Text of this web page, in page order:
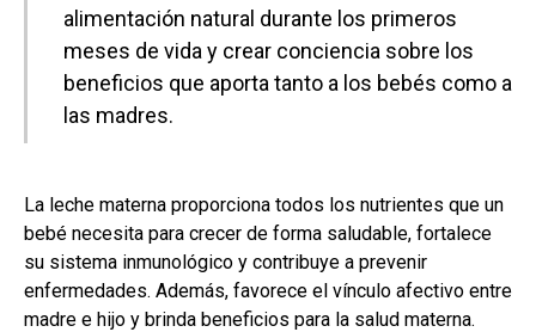
alimentación natural durante los primeros
meses de vida y crear conciencia sobre los
beneficios que aporta tanto a los bebés como a
las madres.
La leche materna proporciona todos los nutrientes que un
bebé necesita para crecer de forma saludable, fortalece
su sistema inmunológico y contribuye a prevenir
enfermedades. Además, favorece el vínculo afectivo entre
madre e hijo y brinda beneficios para la salud materna.